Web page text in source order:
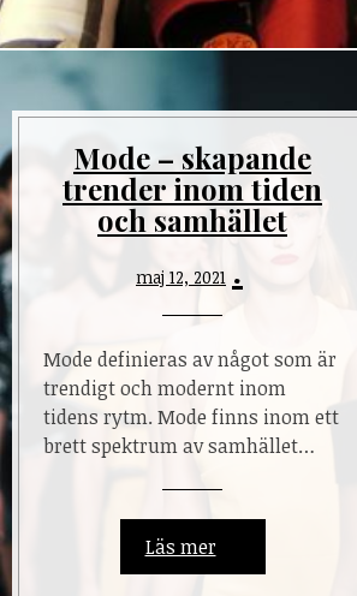
Mode – skapande
trender inom tiden
och samhället
maj 12, 2021
Mode definieras av något som är
trendigt och modernt inom
tidens rytm. Mode finns inom ett
brett spektrum av samhället…
Läs mer